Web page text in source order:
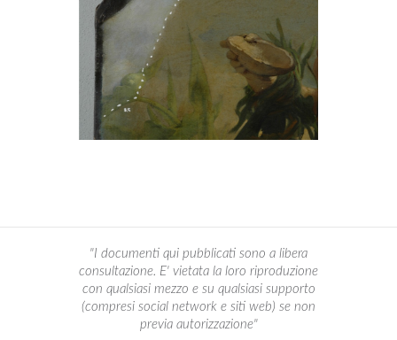
"I documenti qui pubblicati sono a libera
consultazione. E' vietata la loro riproduzione
con qualsiasi mezzo e su qualsiasi supporto
(compresi social network e siti web) se non
previa autorizzazione"